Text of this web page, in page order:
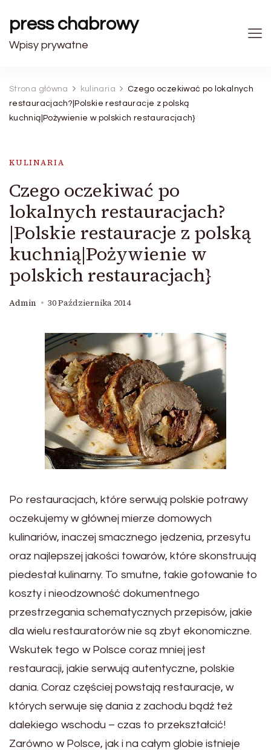
press chabrowy
Wpisy prywatne
Strona główna kulinaria
Czego oczekiwać po lokalnych
restauracjach?|Polskie restauracje z polską
kuchnią|Pożywienie w polskich restauracjach}
KULINARIA
Czego oczekiwać po
lokalnych restauracjach?
|Polskie restauracje z polską
kuchnią|Pożywienie w
polskich restauracjach}
Admin 30 Października 2014
Po restauracjach, które serwują polskie potrawy
oczekujemy w głównej mierze domowych
kulinariów, inaczej smacznego jedzenia, przesytu
oraz najlepszej jakości towarów, które skonstruują
piedestał kulinarny. To smutne, takie gotowanie to
koszty i nieodzowność dokumentnego
przestrzegania schematycznych przepisów, jakie
dla wielu restauratorów nie są zbyt ekonomiczne.
Wskutek tego w Polsce coraz mniej jest
restauracji, jakie serwują autentyczne, polskie
dania. Coraz częściej powstają restauracje, w
których serwuje się dania z zachodu bądź też
dalekiego wschodu – czas to przekształcić!
Zarówno w Polsce, jak i na całym globie istnieje